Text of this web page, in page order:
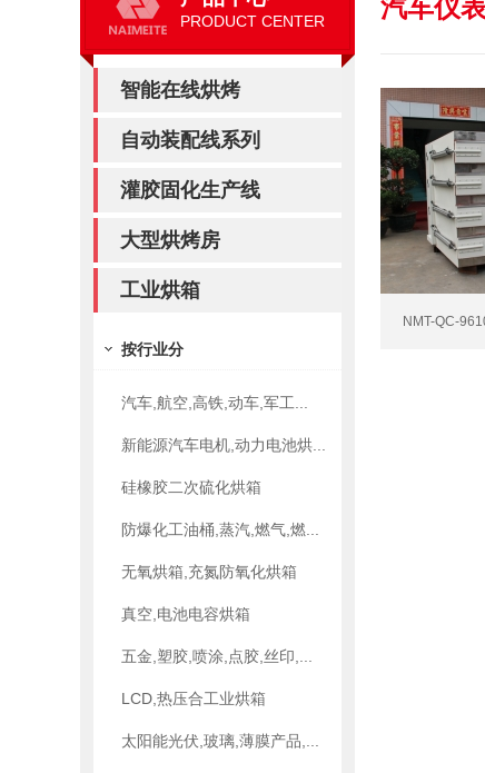
PRODUCT CENTER
智能在线烘烤
自动装配线系列
灌胶固化生产线
大型烘烤房
工业烘箱
按行业分
汽车,航空,高铁,动车,军工...
新能源汽车电机,动力电池烘...
硅橡胶二次硫化烘箱
防爆化工油桶,蒸汽,燃气,燃...
无氧烘箱,充氮防氧化烘箱
真空,电池电容烘箱
五金,塑胶,喷涂,点胶,丝印,...
LCD,热压合工业烘箱
太阳能光伏,玻璃,薄膜产品,...
汽车仪
NMT-QC-